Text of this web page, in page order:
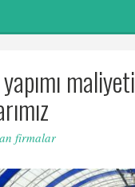
maliyeti
firmalar